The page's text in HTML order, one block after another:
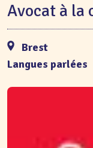
Avocat à la
Brest
Langues parlées